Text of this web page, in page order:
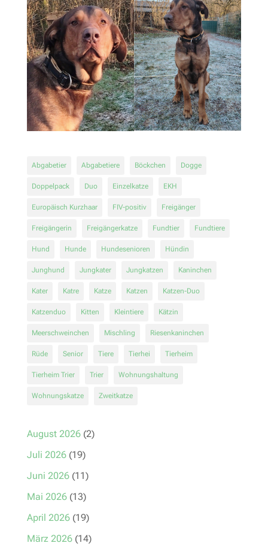
Abgabetier Abgabetiere Böckchen Dogge
Doppelpack Duo Einzelkatze EKH
Europäisch Kurzhaar FIV-positiv Freigänger
Freigängerin Freigängerkatze Fundtier Fundtiere
Hund Hunde Hundesenioren Hündin
Junghund Jungkater Jungkatzen Kaninchen
Kater Katre Katze Katzen Katzen-Duo
Katzenduo Kitten Kleintiere Kätzin
Meerschweinchen Mischling Riesenkaninchen
Rüde Senior Tiere Tierhei Tierheim
Tierheim Trier Trier Wohnungshaltung
Wohnungskatze Zweitkatze
August 2026(2)
Juli 2026(19)
Juni 2026(11)
Mai 2026(13)
April 2026(19)
März 2026(14)